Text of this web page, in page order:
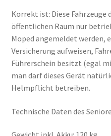
Korrekt ist: Diese Fahrzeuge
öffentlichen Raum nur
Moped angemeldet werden,
Versicherung aufweisen,
Führerschein besitzt (egal
man darf dieses Gerät
Helmpflicht betreiben.
Technische Daten des